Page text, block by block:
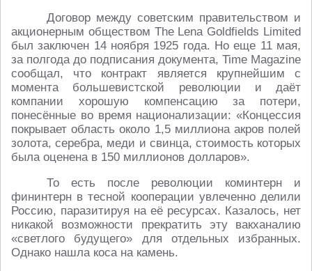
Договор между советским правительством и
акционерным обществом The Lena Goldfields Limited
был заключен 14 ноября 1925 года. Но еще 11 мая,
за полгода до подписания документа, Time Magazine
сообщал, что контракт является крупнейшим с
момента большевистской революции и даёт
компании хорошую компенсацию за потери,
понесённые во время национализации: «Концессия
покрывает область около 1,5 миллиона акров полей
золота, серебра, меди и свинца, стоимость которых
была оценена в 150 миллионов долларов».
То есть после революции коминтерн и
фининтерн в тесной кооперации увлеченно делили
Россию, паразитируя на её ресурсах. Казалось, нет
никакой возможности прекратить эту вакханалию
«светлого будущего» для отдельных избранных.
Однако нашла коса на камень.